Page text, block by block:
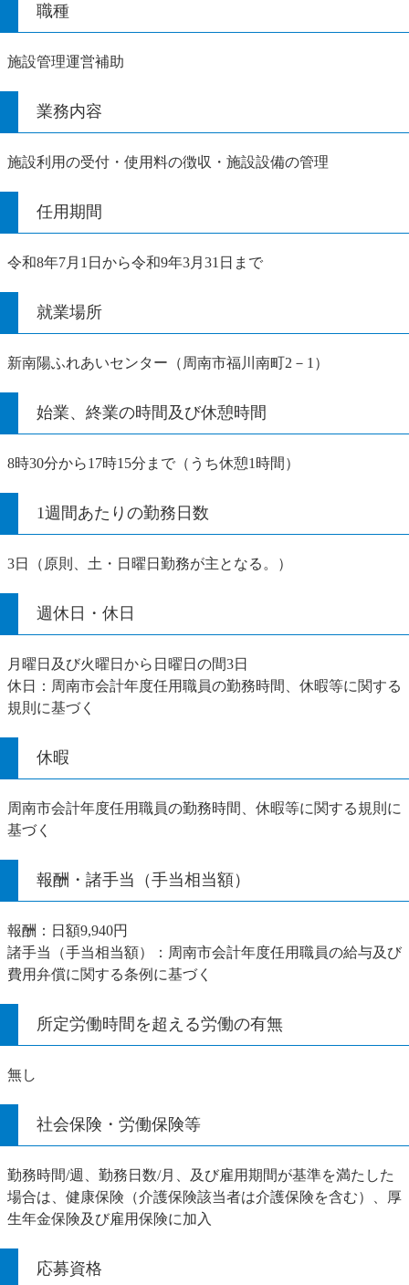
職種
施設管理運営補助
業務内容
施設利用の受付・使用料の徴収・施設設備の管理
任用期間
令和8年7月1日から令和9年3月31日まで
就業場所
新南陽ふれあいセンター（周南市福川南町2－1）
始業、終業の時間及び休憩時間
8時30分から17時15分まで（うち休憩1時間）
1週間あたりの勤務日数
3日（原則、土・日曜日勤務が主となる。）
週休日・休日
月曜日及び火曜日から日曜日の間3日
休日：周南市会計年度任用職員の勤務時間、休暇等に関する
規則に基づく
休暇
周南市会計年度任用職員の勤務時間、休暇等に関する規則に
基づく
報酬・諸手当（手当相当額）
報酬：日額9,940円
諸手当（手当相当額）：周南市会計年度任用職員の給与及び
費用弁償に関する条例に基づく
所定労働時間を超える労働の有無
無し
社会保険・労働保険等
勤務時間/週、勤務日数/月、及び雇用期間が基準を満たした
場合は、健康保険（介護保険該当者は介護保険を含む）、厚
生年金保険及び雇用保険に加入
応募資格